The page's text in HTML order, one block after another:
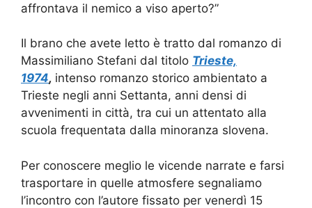
affrontava il nemico a viso aperto?”
Il brano che avete letto è tratto dal romanzo di
Massimiliano Stefani dal titolo Trieste,
1974, intenso romanzo storico ambientato a
Trieste negli anni Settanta, anni densi di
avvenimenti in città, tra cui un attentato alla
scuola frequentata dalla minoranza slovena.
Per conoscere meglio le vicende narrate e farsi
trasportare in quelle atmosfere segnaliamo
l’incontro con l’autore fissato per venerdì 15